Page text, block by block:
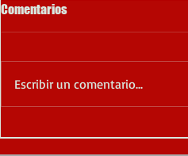
Comentarios
Escribir un comentario...